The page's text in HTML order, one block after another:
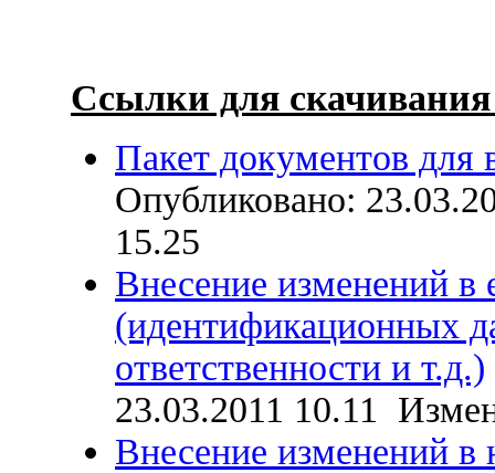
Ссылки для
Пакет документов для
Опубликовано:
15.25
Внесение изменений в
(идентификационных
ответственности и т.д.)
23.03.2011 10.11
Внесение изменений в